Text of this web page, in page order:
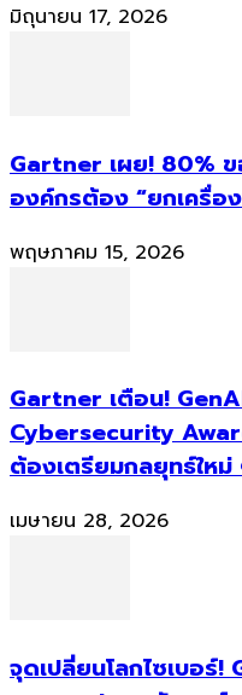
มิถุนายน 17, 2026
Gartner เผย! 80%
องค์กรต้อง “ยกเครื่อ
พฤษภาคม 15, 2026
Gartner เตือน!
Cybersecurity
ต้องเตรียมกลยุทธ์ใหม่
เมษายน 28, 2026
จุดเปลี่ยนโลกไซเบอร์!